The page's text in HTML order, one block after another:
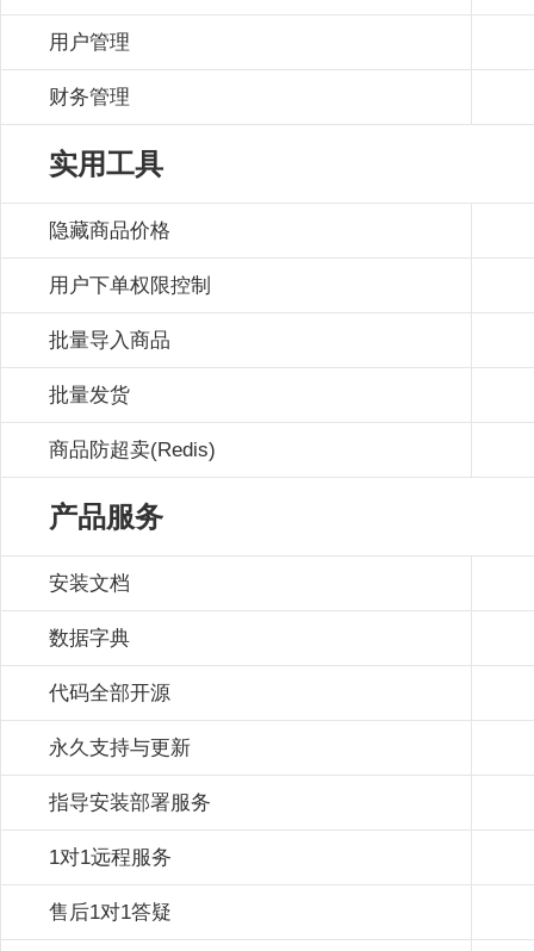
用户管理
财务管理
实用工具
隐藏商品价格
用户下单权限控制
批量导入商品
批量发货
商品防超卖(Redis)
产品服务
安装文档
数据字典
代码全部开源
永久支持与更新
指导安装部署服务
1对1远程服务
售后1对1答疑